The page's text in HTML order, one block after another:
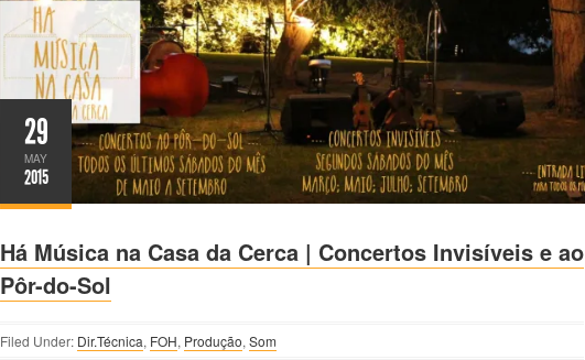
29
MAY
2015
Há Música na Casa da Cerca | Concertos Invisíveis e ao
Pôr-do-Sol
Filed Under: Dir.Técnica, FOH, Produção, Som